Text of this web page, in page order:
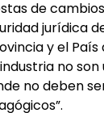
de
jurídica
y el País
no
no deben